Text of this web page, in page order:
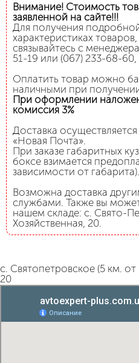
Внимание! Стоимость
заявленной на сайте!!!
Для получения
характеристиках
связывайтесь с
51-19 или (067) 233-68-60,
Оплатить товар можно
наличными при
При оформлении
комиссия 3%
Доставка
«Новая Почта».
При заказе габаритных
боксе взимается
зависимости от габарита).
Возможна доставка
службами. Также вы
нашем складе: с. Свято-
Хозяйственная, 20.
с. Святопетровское (5 км. от
20